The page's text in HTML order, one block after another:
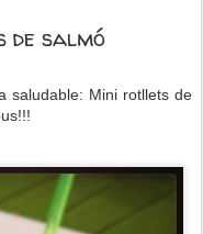
salmó
saludable: Mini rotllets de